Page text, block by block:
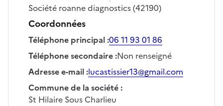
Société roanne diagnostics(42190)
Coordonnées
Téléphone principal:06 11 93 01 86
Téléphone secondaire:Non renseigné
Adresse e-mail:lucastissier13@gmail.com
Commune de la société:
St Hilaire Sous Charlieu